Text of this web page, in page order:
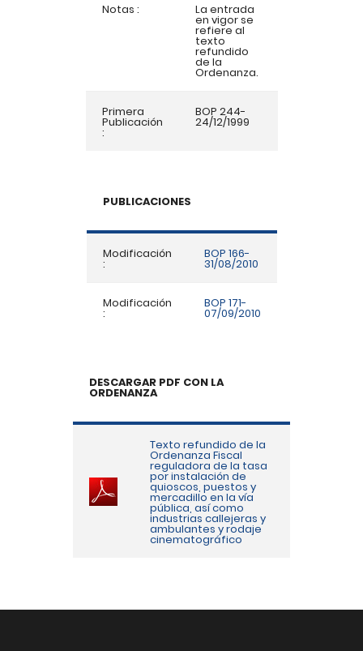
Notas : La entrada
en vigor se
refiere al
texto
refundido
de la
Ordenanza.
Primera
Publicación
:
BOP 244-
24/12/1999
PUBLICACIONES
Modificación
:
BOP 166-
31/08/2010
Modificación
:
BOP 171-
07/09/2010
DESCARGAR PDF CON LA
ORDENANZA
Texto refundido de la
Ordenanza Fiscal
reguladora de la tasa
por instalación de
quioscos, puestos y
mercadillo en la vía
pública, así como
industrias callejeras y
ambulantes y rodaje
cinematográfico